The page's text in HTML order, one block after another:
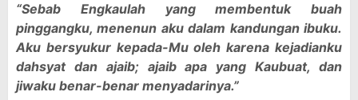
“Sebab Engkaulah yang membentuk buah
pinggangku, menenun aku dalam kandungan ibuku.
Aku bersyukur kepada-Mu oleh karena kejadianku
dahsyat dan ajaib; ajaib apa yang Kaubuat, dan
jiwaku benar-benar menyadarinya.”